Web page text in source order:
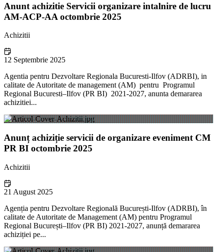
Anunt achizitie Servicii organizare intalnire de lucru
AM-ACP-AA octombrie 2025
Achizitii
12 Septembrie 2025
Agentia pentru Dezvoltare Regionala Bucuresti-Ilfov (ADRBI), in
calitate de Autoritate de management (AM) pentru Programul
Regional Bucuresti–Ilfov (PR BI) 2021-2027, anunta demararea
achizitiei...
Anunț achiziție servicii de organizare eveniment CM
PR BI octombrie 2025
Achizitii
21 August 2025
Agenția pentru Dezvoltare Regională București-Ilfov (ADRBI), în
calitate de Autoritate de Management (AM) pentru Programul
Regional București–Ilfov (PR BI) 2021-2027, anunță demararea
achiziției pe...